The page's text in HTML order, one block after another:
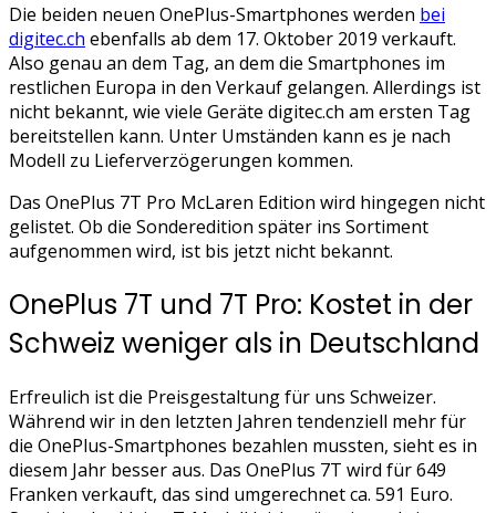
Die beiden neuen OnePlus-Smartphones werden bei
digitec.ch ebenfalls ab dem 17. Oktober 2019 verkauft.
Also genau an dem Tag, an dem die Smartphones im
restlichen Europa in den Verkauf gelangen. Allerdings ist
nicht bekannt, wie viele Geräte digitec.ch am ersten Tag
bereitstellen kann. Unter Umständen kann es je nach
Modell zu Lieferverzögerungen kommen.
Das OnePlus 7T Pro McLaren Edition wird hingegen nicht
gelistet. Ob die Sonderedition später ins Sortiment
aufgenommen wird, ist bis jetzt nicht bekannt.
OnePlus 7T und 7T Pro: Kostet in der
Schweiz weniger als in Deutschland
Erfreulich ist die Preisgestaltung für uns Schweizer.
Während wir in den letzten Jahren tendenziell mehr für
die OnePlus-Smartphones bezahlen mussten, sieht es in
diesem Jahr besser aus. Das OnePlus 7T wird für 649
Franken verkauft, das sind umgerechnet ca. 591 Euro.